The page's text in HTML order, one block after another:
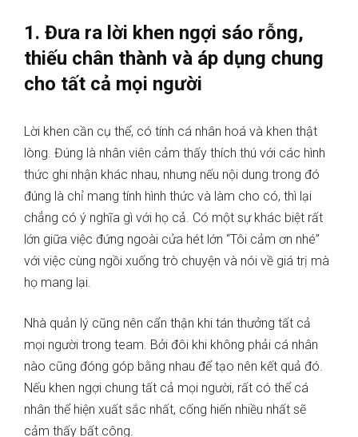
1. Đưa ra lời khen ngợi sáo rỗng,
thiếu chân thành và áp dụng chung
cho tất cả mọi người
Lời khen cần cụ thể, có tính cá nhân hoá và khen thật
lòng. Đúng là nhân viên cảm thấy thích thú với các hình
thức ghi nhận khác nhau, nhưng nếu nội dung trong đó
đúng là chỉ mang tính hình thức và làm cho có, thì lại
chẳng có ý nghĩa gì với họ cả. Có một sự khác biệt rất
lớn giữa việc đứng ngoài cửa hét lớn “Tôi cảm ơn nhé”
với việc cùng ngồi xuống trò chuyện và nói về giá trị mà
họ mang lại.
Nhà quản lý cũng nên cẩn thận khi tán thưởng tất cả
mọi người trong team. Bởi đôi khi không phải cá nhân
nào cũng đóng góp bằng nhau để tạo nên kết quả đó.
Nếu khen ngợi chung tất cả mọi người, rất có thể cá
nhân thể hiện xuất sắc nhất, cống hiến nhiều nhất sẽ
cảm thấy bất công.